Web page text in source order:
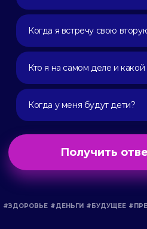
Когда я встречу свою
Кто я на самом деле и какой
Когда у меня будут дети?
Получить
#ЗДОРОВЬЕ #ДЕНЬГИ #БУДУЩЕЕ